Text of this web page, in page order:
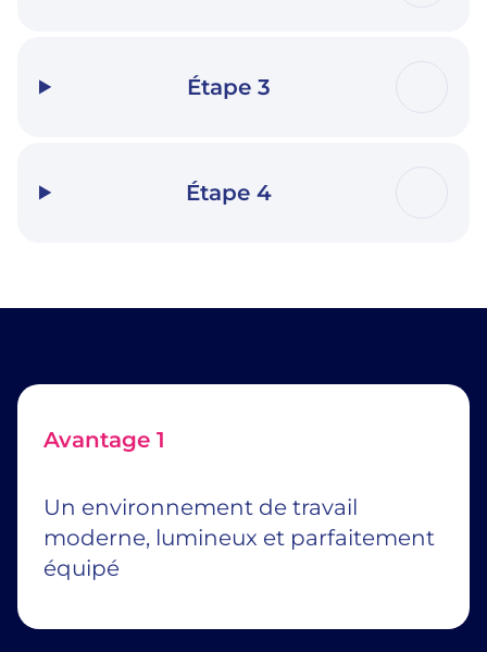
Étape 3
Étape 4
Avantage 1
Un environnement de travail
moderne, lumineux et parfaitement
équipé